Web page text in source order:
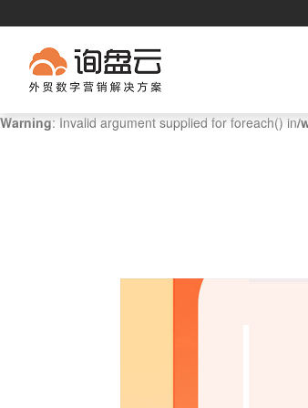
Warning: Invalid argument supplied for foreach() in/